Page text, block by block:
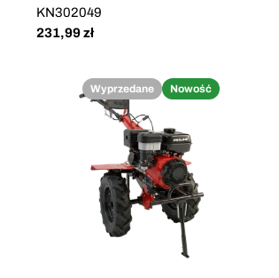
KN302049
Cena
231,99 zł
Wyprzedane Nowość